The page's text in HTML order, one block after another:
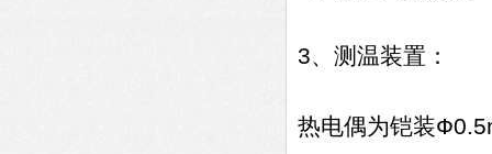
3、测温装置：
热电偶为铠装